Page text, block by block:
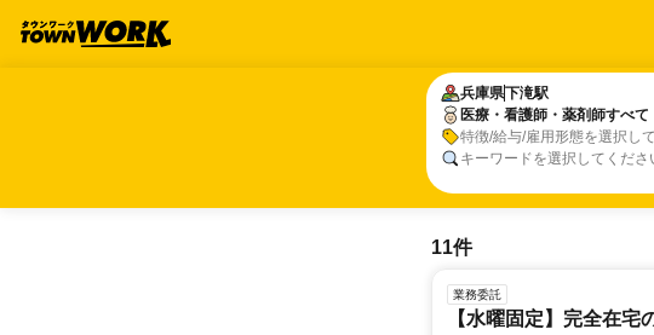
兵庫県下滝駅
医療・看護師・薬剤師すべて
特徴/給与/雇用形態を選択し
キーワードを選択してくださ
兵庫県下滝駅
医療・看護師・薬剤師すべて
11件
業務委託
【水曜固定】完全在宅